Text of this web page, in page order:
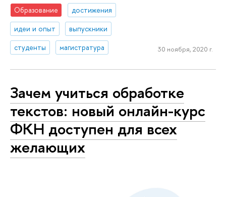
Образование
достижения
идеи и опыт
выпускники
студенты
магистратура 30 ноября, 2020 г.
Зачем учиться обработке
текстов: новый онлайн-курс
ФКН доступен для всех
желающих